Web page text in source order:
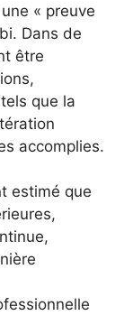
« preuve
Dans de
être
que la
accomplies.
estimé que